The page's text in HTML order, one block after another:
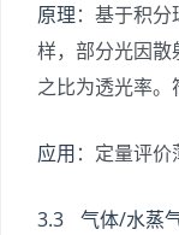
原理：基于积
样，部分光因散
之比为透光率
应用：定量评价
3.3 气体/水蒸